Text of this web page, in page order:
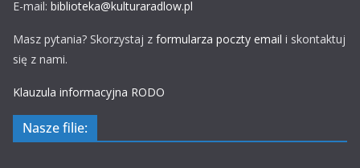
E-mail: biblioteka@kulturaradlow.pl
Masz pytania? Skorzystaj z formularza poczty email i skontaktuj
się z nami.
Klauzula informacyjna RODO
Nasze filie: